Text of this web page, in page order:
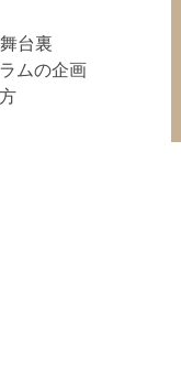
台裏
ムの企画